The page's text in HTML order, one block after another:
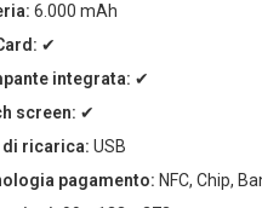
6.000 mAh
✔
integrata: ✔
screen: ✔
di ricarica:USB
pagamento: NFC, Chip,